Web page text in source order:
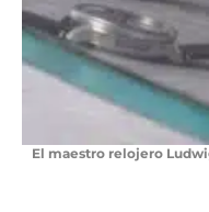
El maestro relojero